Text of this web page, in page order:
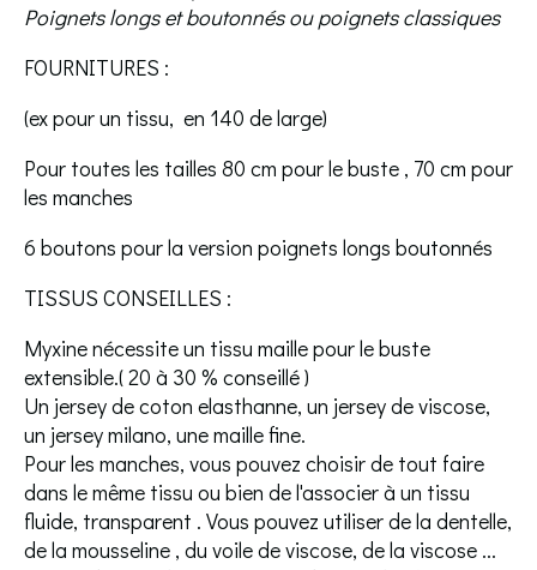
Poignets longs et boutonnés ou poignets classiques
FOURNITURES :
(ex pour un tissu, en 140 de large)
Pour toutes les tailles 80 cm pour le buste , 70 cm pour
les manches
6 boutons pour la version poignets longs boutonnés
TISSUS CONSEILLES :
Myxine nécessite un tissu maille pour le buste
extensible.( 20 à 30 % conseillé )
Un jersey de coton elasthanne, un jersey de viscose,
un jersey milano, une maille fine.
Pour les manches, vous pouvez choisir de tout faire
dans le même tissu ou bien de l'associer à un tissu
fluide, transparent . Vous pouvez utiliser de la dentelle,
de la mousseline , du voile de viscose, de la viscose ...